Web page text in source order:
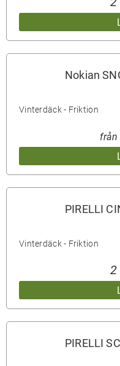
Nokian
Vinterdäck - Friktion
från
PIRELLI
Vinterdäck - Friktion
2
PIRELLI